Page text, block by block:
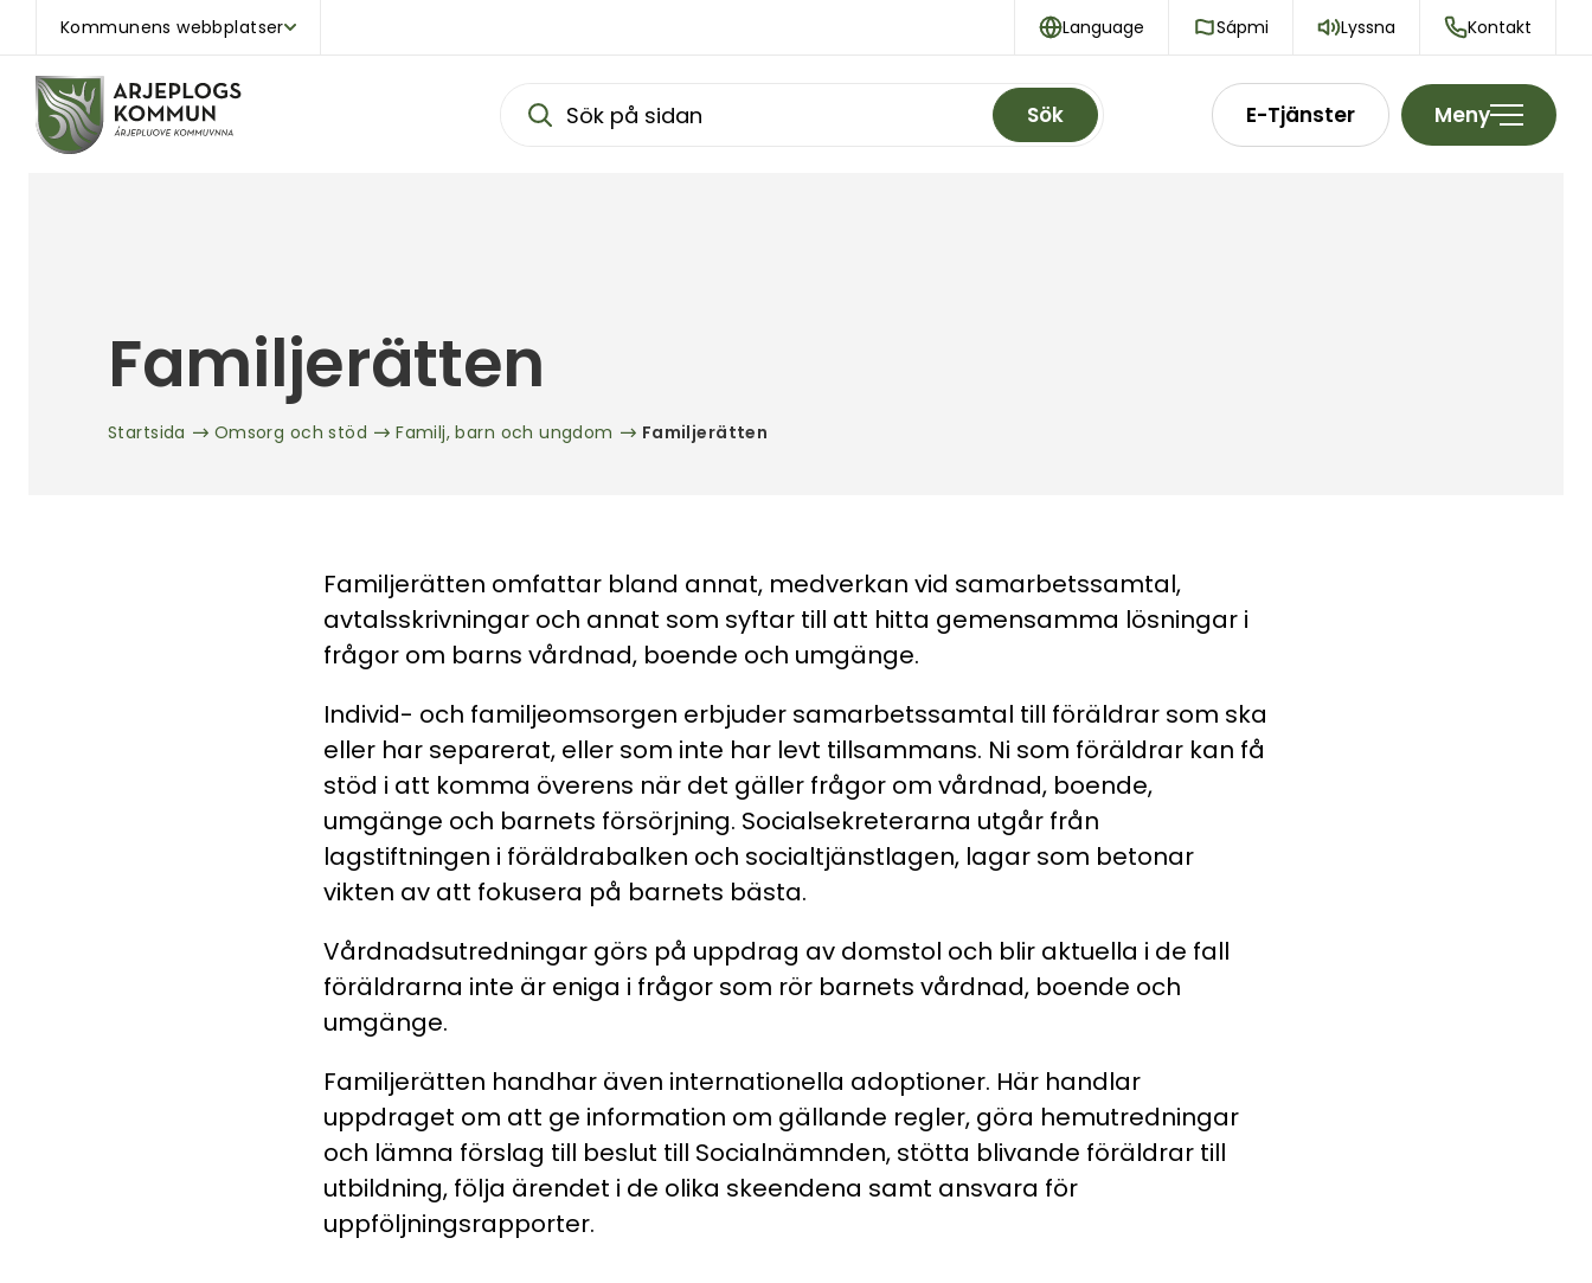
Kommunens webbplatser Language Sápmi Lyssna Kontakt
Sök E-Tjänster Meny
Familjerätten
Startsida Omsorg och stöd Familj, barn och ungdom Familjerätten
Familjerätten omfattar bland annat, medverkan vid samarbetssamtal,
avtalsskrivningar och annat som syftar till att hitta gemensamma lösningar i
frågor om barns vårdnad, boende och umgänge.
Individ- och familjeomsorgen erbjuder samarbetssamtal till föräldrar som ska
eller har separerat, eller som inte har levt tillsammans. Ni som föräldrar kan få
stöd i att komma överens när det gäller frågor om vårdnad, boende,
umgänge och barnets försörjning. Socialsekreterarna utgår från
lagstiftningen i föräldrabalken och socialtjänstlagen, lagar som betonar
vikten av att fokusera på barnets bästa.
Vårdnadsutredningar görs på uppdrag av domstol och blir aktuella i de fall
föräldrarna inte är eniga i frågor som rör barnets vårdnad, boende och
umgänge.
Familjerätten handhar även internationella adoptioner. Här handlar
uppdraget om att ge information om gällande regler, göra hemutredningar
och lämna förslag till beslut till Socialnämnden, stötta blivande föräldrar till
utbildning, följa ärendet i de olika skeendena samt ansvara för
uppföljningsrapporter.